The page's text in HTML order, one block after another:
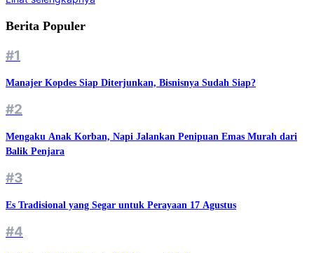
Berita Populer
#1
Manajer Kopdes Siap Diterjunkan, Bisnisnya Sudah Siap?
#2
Mengaku Anak Korban, Napi Jalankan Penipuan Emas Murah dari
Balik Penjara
#3
Es Tradisional yang Segar untuk Perayaan 17 Agustus
#4